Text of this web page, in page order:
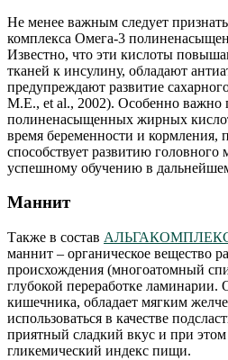
Не менее важным следует
комплекса Омега-3
Известно, что эти кислоты
тканей к инсулину, обладают
предупреждают развитие
M.E., et al., 2002). Особенно важно
полиненасыщенных жирных
время беременности и кормления,
способствует развитию головного
успешному обучению в
Маннит
Также в состав
маннит – органическое вещество
происхождения (многоатомный
глубокой переработке ламинарии.
кишечника, обладает мягким
использоваться в качестве
приятный сладкий вкус и при
гликемический индекс пищи.